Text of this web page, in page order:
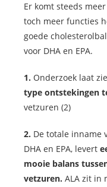
Er komt steeds
toch meer functies
goede
voor DHA en EPA.
1. Onderzoek laat
type ontstekingen
vetzuren (2)
2. De totale inname
DHA en EPA, levert
mooie balans
vetzuren. ALA zit in